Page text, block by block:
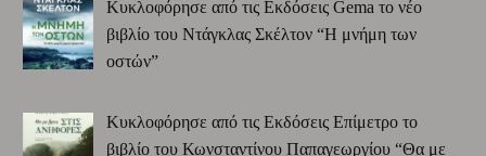
Κυκλοφόρησε από τις Εκδόσεις Gema το νέο
βιβλίο του Ντάγκλας Σκέλτον “Η μνήμη των
οστών”
Κυκλοφόρησε από τις Εκδόσεις Επίμετρο το
βιβλίο του Κωνσταντίνου Παπαγεωργίου “Θα με